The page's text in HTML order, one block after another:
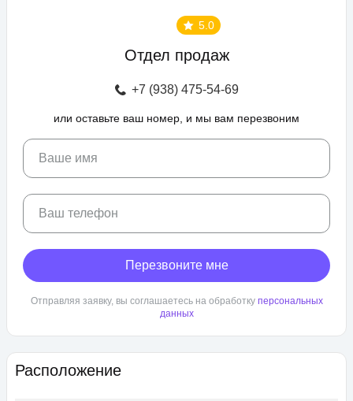
расположены детские и спортивные площадки,
зоны отдыха с беседками, спроектирован бульвар и
автовладельцев предусмотрен крытый и гостевой паркинг.
ЖК «Любимово» находится в районе «Губернский». Внешняя
инфраструктура развита, в пешей доступности: школа,
детский сад, магазины, поликлиника, салоны красоты. До
центра Краснодара — 25 минут транспортом.
Расположение
5.0
Отдел продаж
+7 (938) 475-54-69
или оставьте ваш номер, и мы вам перезвоним
Ваше имя
Ваш телефон
Перезвоните мне
Отправляя заявку, вы соглашаетесь на обработку персональных
данных